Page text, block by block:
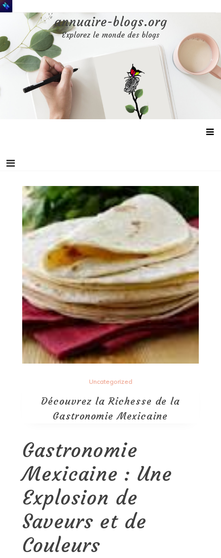
Aller
au
annuaire-blogs.org
Explorez le monde des blogs
Uncategorized
Découvrez la Richesse de la
Gastronomie Mexicaine
Gastronomie
Mexicaine : Une
Explosion de
Saveurs et de
Couleurs